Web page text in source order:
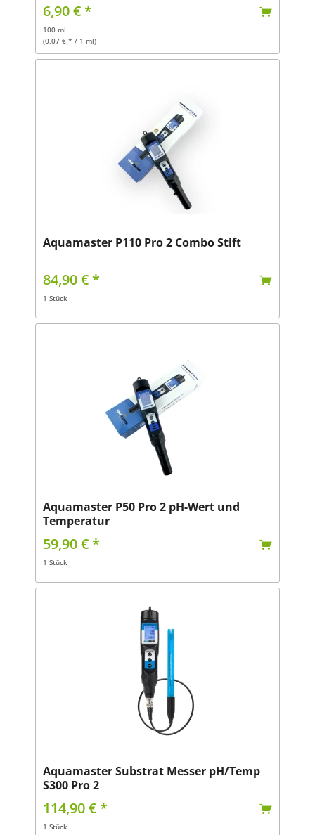
6,90 € *
100 ml
(0,07 € * / 1 ml)
Aquamaster P110 Pro 2 Combo Stift
84,90 € *
1 Stück
Aquamaster P50 Pro 2 pH-Wert und
Temperatur
59,90 € *
1 Stück
Aquamaster Substrat Messer pH/Temp
S300 Pro 2
114,90 € *
1 Stück